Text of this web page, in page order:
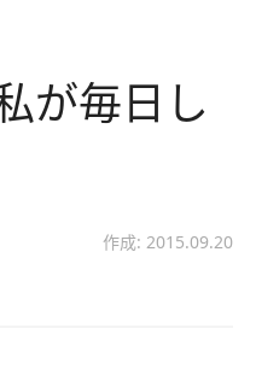
が毎日し
作成: 2015.09.20